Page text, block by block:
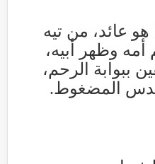
هو عائد، من تيه
أمه وظهر أبيه،
ببوابة الرحم،
المضغوط.